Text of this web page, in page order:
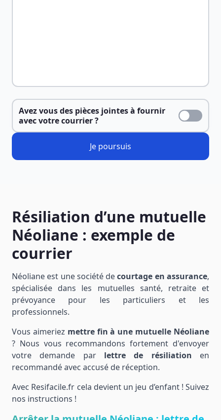
Avez vous des pièces jointes à fournir
avec votre courrier ?
Je poursuis
Résiliation d’une mutuelle
Néoliane : exemple de
courrier
Néoliane est une société decourtage en assurance,
spécialisée dans les mutuelles santé, retraite et
prévoyance pour les particuliers et les
professionnels.
Vous aimeriez mettre fin à une mutuelle Néoliane
? Nous vous recommandons fortement d'envoyer
votre demande par lettre de résiliation en
recommandé avec accusé de réception.
Avec Resifacile.fr cela devient un jeu d’enfant ! Suivez
nos instructions !